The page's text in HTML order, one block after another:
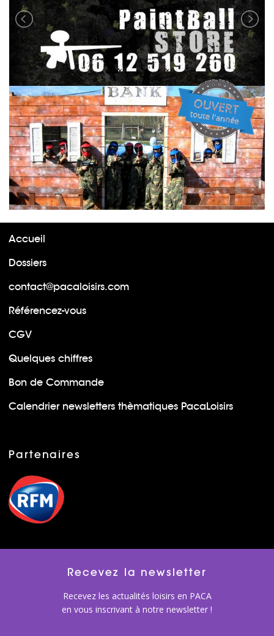
Accueil
Dossiers
contact@pacaloisirs.com
Référencez-vous
CGV
Quelques chiffres
Bon de Commande
Calendrier newsletters thèmatiques PacaLoisirs
Partenaires
Recevez la newsletter
Recevez les actualités loisirs en PACA
en vous inscrivant à notre newsletter !